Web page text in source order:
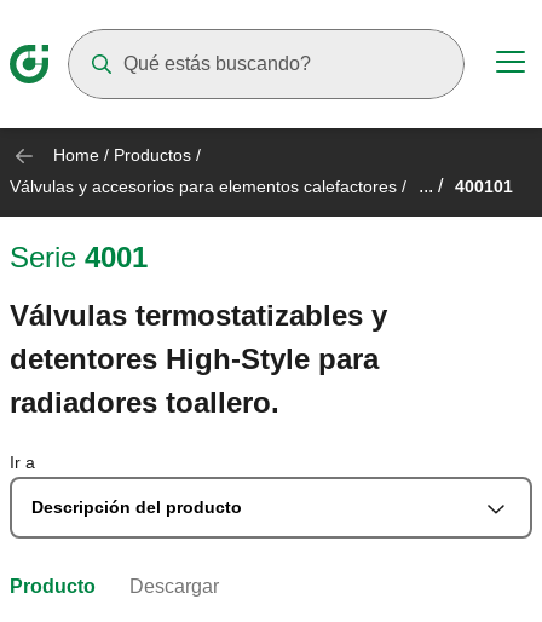
Home / Productos /
Válvulas y accesorios para elementos calefactores / ... / 400101
Serie 4001
Válvulas termostatizables y
detentores High-Style para
radiadores toallero.
Ir a
Descripción del producto
Producto Descargar